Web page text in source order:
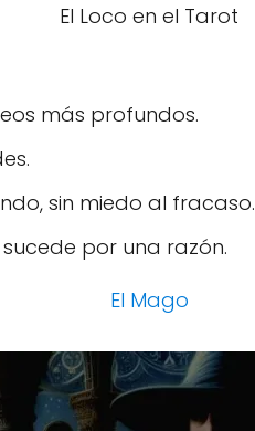
El Loco en el Tarot
más profundos.
sin miedo al fracaso.
por una razón.
El Mago